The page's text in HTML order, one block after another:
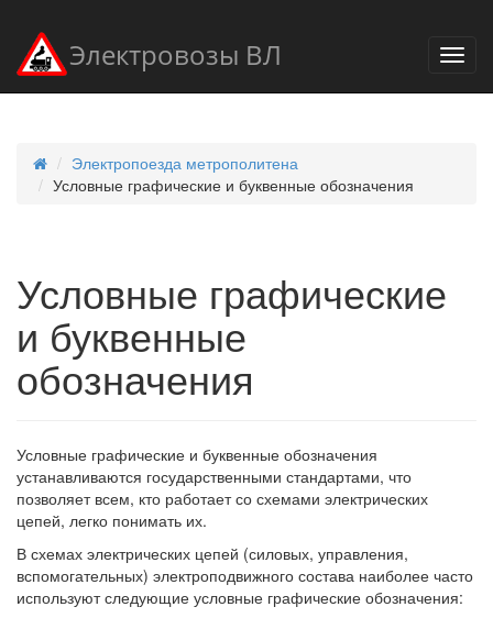
Электровозы ВЛ
Электропоезда метрополитена
Условные графические и буквенные обозначения
Условные графические
и буквенные
обозначения
Условные графические и буквенные обозначения
устанавливаются государственными стандартами, что
позволяет всем, кто работает со схемами электрических
цепей, легко понимать их.
В схемах электрических цепей (силовых, управления,
вспомогательных) электроподвижного состава наиболее часто
используют следующие условные графические обозначения: